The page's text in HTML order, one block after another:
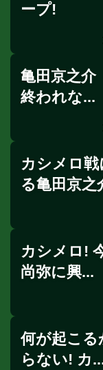
ープ!
亀田京之介
終われな...
カシメロ戦
る亀田京之
カシメロ!
尚弥に興...
何が起こる
らない! カ